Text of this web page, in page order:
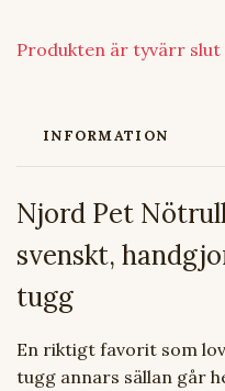
Produkten är tyvärr slut
INFORMATION
Njord Pet
svenskt,
tugg
En riktigt favorit som
tugg annars sällan går